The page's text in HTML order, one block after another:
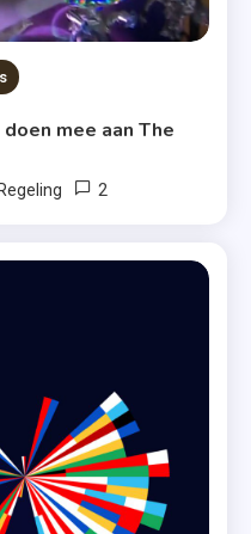
mee aan The
2